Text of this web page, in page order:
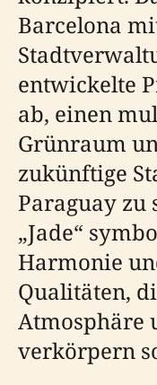
Barcelona
entwickelte
ab, einen
Grünraum
zukünftige
Paraguay zu
„Jade“
Harmonie
Qualitäten,
Atmosphäre
verkörpern